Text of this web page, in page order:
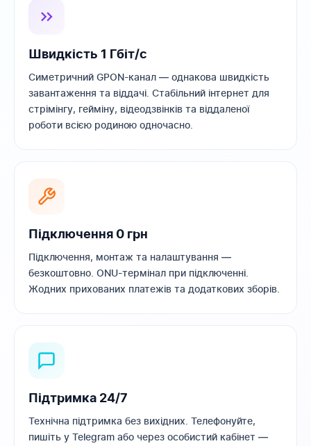
Швидкість 1 Гбіт/с
Симетричний GPON-канал — однакова швидкість
завантаження та віддачі. Стабільний інтернет для
стрімінгу, гейміну, відеодзвінків та віддаленої
роботи всією родиною одночасно.
Підключення 0 грн
Підключення, монтаж та налаштування —
безкоштовно. ONU-термінал при підключенні.
Жодних прихованих платежів та додаткових зборів.
Підтримка 24/7
Технічна підтримка без вихідних. Телефонуйте,
пишіть у Telegram або через особистий кабінет —